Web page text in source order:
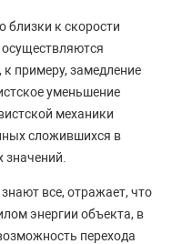
близки к скорости
примеру, замедление
уменьшение
механики
сложившихся в
все, отражает, что
энергии объекта, в
перехода